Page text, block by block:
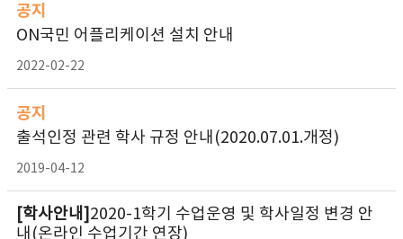
공지
ON국민 어플리케이션 설치 안내
2022-02-22
공지
출석인정 관련 학사 규정 안내(2020.07.01.개정)
2019-04-12
[학사안내] 2020-1학기 수업운영 및 학사일정 변경 안
내(온라인 수업기간 연장)